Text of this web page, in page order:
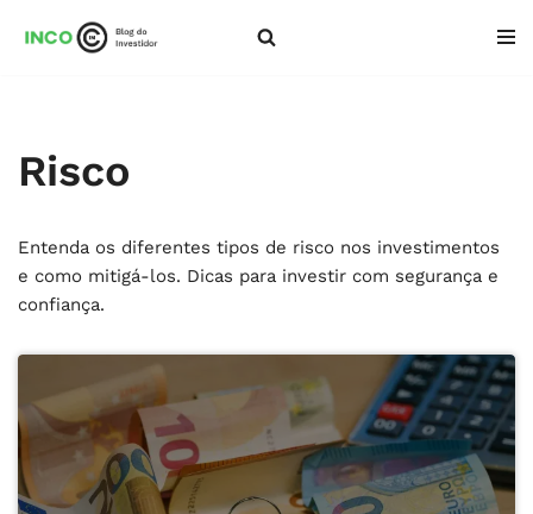
conteúdo
Risco
Entenda os diferentes tipos de risco nos investimentos
e como mitigá-los. Dicas para investir com segurança e
confiança.